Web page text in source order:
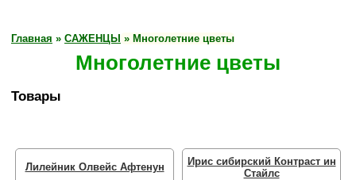
Главная » САЖЕНЦЫ » Многолетние цветы
Многолетние цветы
Товары
Лилейник Олвейс Афтенун
Ирис сибирский Контраст ин
Стайлс